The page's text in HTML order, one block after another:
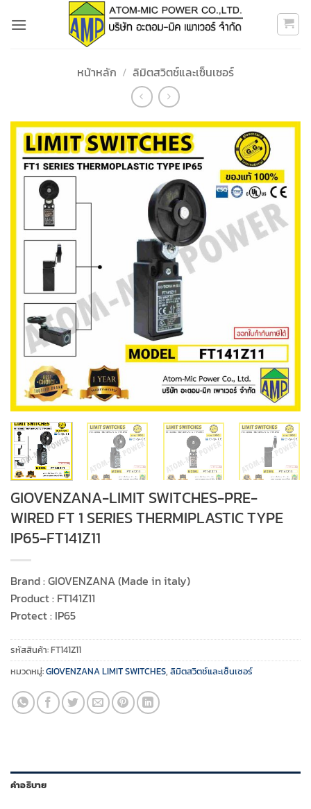
หน้าหลัก / ลิมิตสวิตช์และเซ็นเซอร์
GIOVENZANA-LIMIT SWITCHES-PRE-
WIRED FT 1 SERIES THERMIPLASTIC TYPE
IP65-FT141Z11
Brand : GIOVENZANA (Made in italy)
Product : FT141Z11
Protect : IP65
รหัสสินค้า:FT141Z11
หมวดหมู่:GIOVENZANA LIMIT SWITCHES, ลิมิตสวิตช์และเซ็นเซอร์
คำอธิบาย